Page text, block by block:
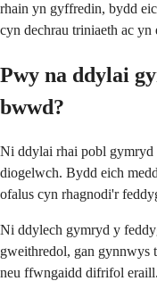
rhain yn gyffredin, bydd
cyn dechrau triniaeth ac
Pwy na ddylai
bwwd?
Ni ddylai rhai pobl gymryd
diogelwch. Bydd eich
ofalus cyn rhagnodi'r
Ni ddylech gymryd y
gweithredol, gan gynnwys
neu ffwngaidd difrifol